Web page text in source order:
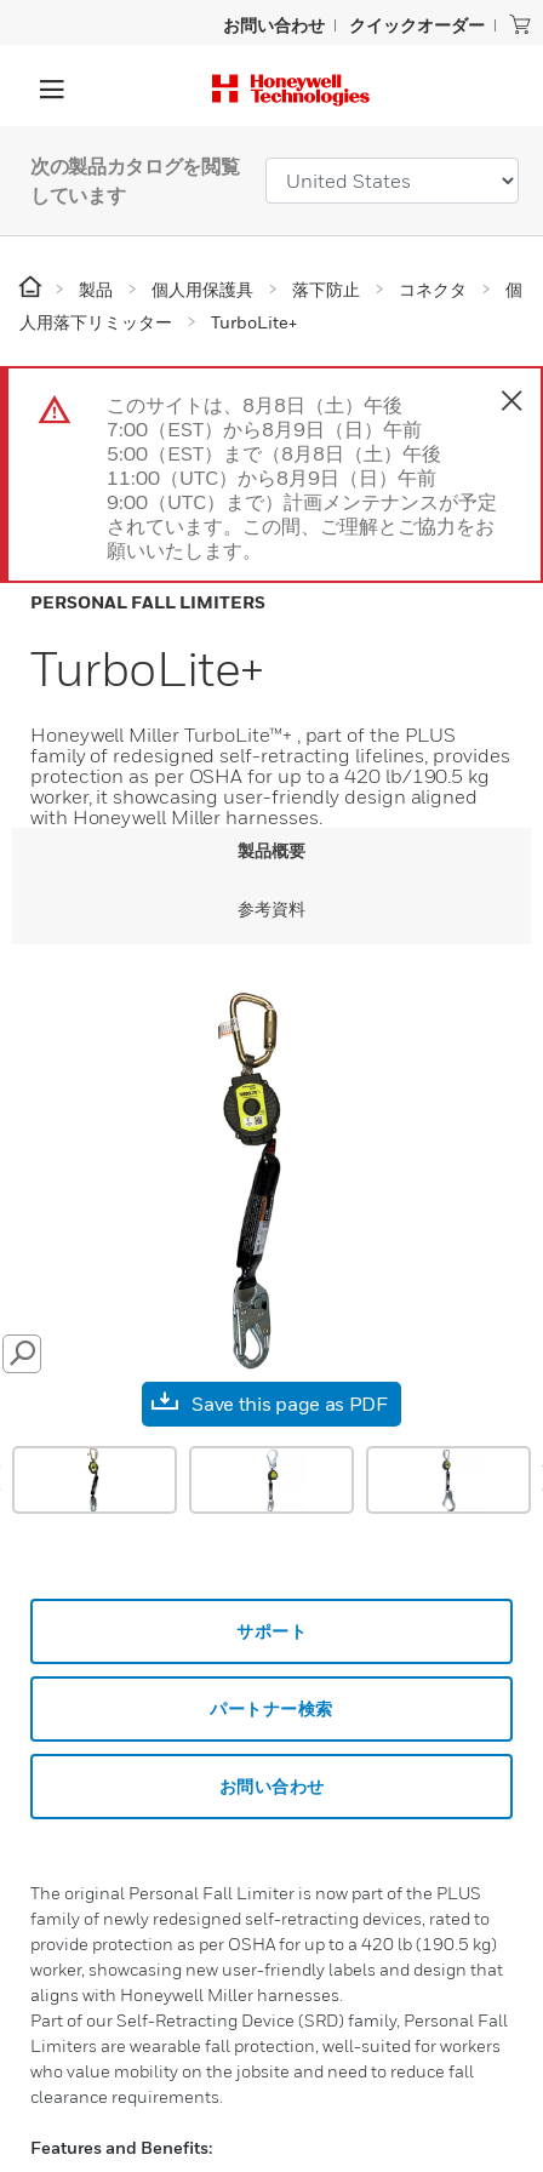
お問い合わせ クイックオーダー
次の製品カタログを閲覧
しています
製品 個人用保護具 落下防止 コネクタ
個
人用落下リミッター
TurboLite+
このサイトは、8月8日（土）午後
7:00（EST）から8月9日（日）午前
5:00（EST）まで（8月8日（土）午後
11:00（UTC）から8月9日（日）午前
9:00（UTC）まで）計画メンテナンスが予定
されています。この間、ご理解とご協力をお
願いいたします。
PERSONAL FALL LIMITERS
TurboLite+
Honeywell Miller TurboLite™+ , part of the PLUS
family of redesigned self-retracting lifelines, provides
protection as per OSHA for up to a 420 lb/190.5 kg
worker, it showcasing user-friendly design aligned
with Honeywell Miller harnesses.
製品概要
参考資料
SEARCH
Save this page as PDF
サポート
パートナー検索
お問い合わせ
The original Personal Fall Limiter is now part of the PLUS
family of newly redesigned self-retracting devices, rated to
provide protection as per OSHA for up to a 420 lb (190.5 kg)
worker, showcasing new user-friendly labels and design that
aligns with Honeywell Miller harnesses.
Part of our Self-Retracting Device (SRD) family, Personal Fall
Limiters are wearable fall protection, well-suited for workers
who value mobility on the jobsite and need to reduce fall
clearance requirements.
Features and Benefits: